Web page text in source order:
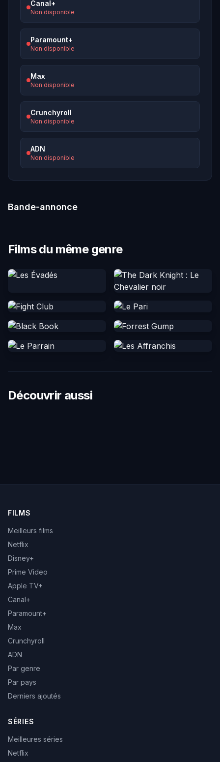
Canal+
Non disponible
Paramount+
Non disponible
Max
Non disponible
Crunchyroll
Non disponible
ADN
Non disponible
Bande-annonce
Films du même genre
Découvrir aussi
FILMS
Meilleurs films
Netflix
Disney+
Prime Video
Apple TV+
Canal+
Paramount+
Max
Crunchyroll
ADN
Par genre
Par pays
Derniers ajoutés
SÉRIES
Meilleures séries
Netflix